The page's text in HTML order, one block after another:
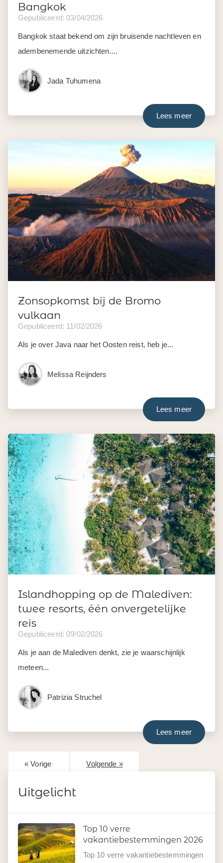
Bangkok
Gepubliceerd: 03/04/2026
Bangkok staat bekend om zijn bruisende nachtleven en
adembenemende uitzichten....
Jada Tuhumena
Lees meer
Zonsopkomst bij de Bromo
vulkaan
Gepubliceerd: 11/02/2026
Als je over Java naar het Oosten reist, heb je...
Melissa Reijnders
Lees meer
Islandhopping op de Malediven:
twee resorts, één onvergetelijke
reis
Gepubliceerd: 09/02/2026
Als je aan de Malediven denkt, zie je waarschijnlijk
meteen...
Patrizia Struchel
Lees meer
« Vorige Volgende »
Uitgelicht
Top 10 verre
vakantiebestemmingen 2026
Top 10 verre vakantiebestemmingen